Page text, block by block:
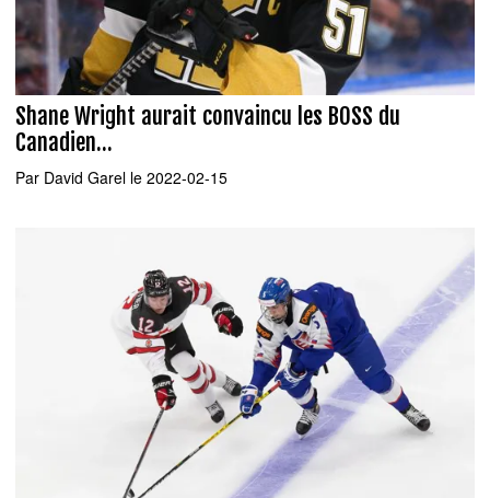
Shane Wright aurait convaincu les BOSS du
Canadien...
Par David Garel le 2022-02-15